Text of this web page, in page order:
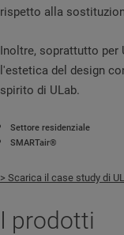
rispetto alla
Inoltre, soprattutto per
l'estetica del design
spirito di ULab.
Settore residenziale
SMARTair®
> Scarica il case study di
I prodotti